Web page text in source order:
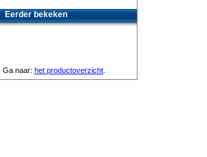
Eerder bekeken
Ga naar: het productoverzicht